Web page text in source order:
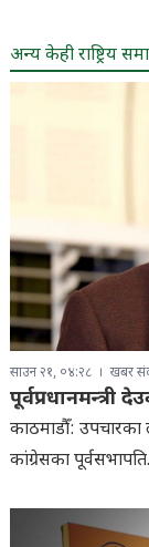
अन्य केही राष्ट्रिय
साउन २१, ०४:२८ खबर
पूर्वप्रधानमन्त्री
काठमाडौँ: उपचारका
कांग्रेसका